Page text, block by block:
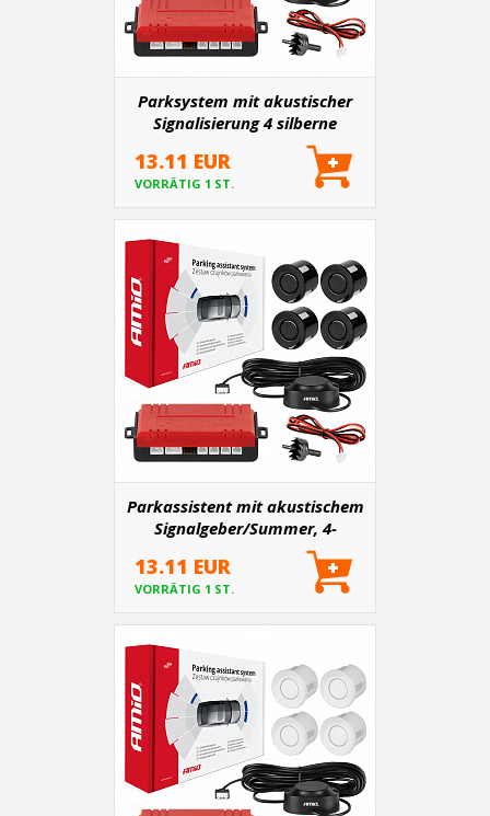
Parksystem mit akustischer
Signalisierung 4 silberne
13.11 EUR
VORRÄTIG 1 ST.
Parkassistent mit akustischem
Signalgeber/Summer, 4-
Sensoren, schwarz
13.11 EUR
VORRÄTIG 1 ST.